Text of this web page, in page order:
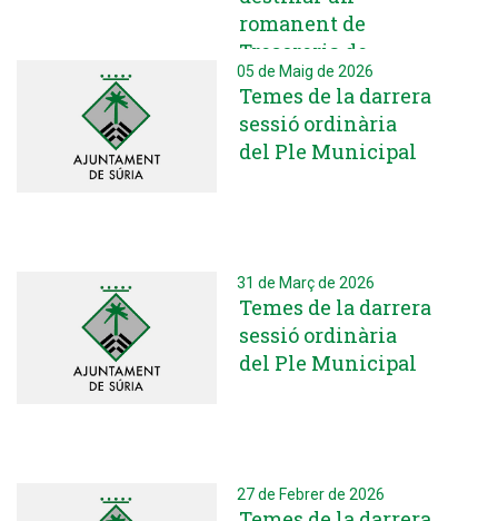
romanent de
Tresoreria de
450.500 euros a
inversions per a
millores
05 de Maig de 2026
Temes de la darrera
sessió ordinària
del Ple Municipal
31 de Març de 2026
Temes de la darrera
sessió ordinària
del Ple Municipal
27 de Febrer de 2026